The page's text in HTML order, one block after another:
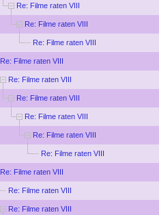
Re: Filme raten VIII
Re: Filme raten VIII
Re: Filme raten VIII
Re: Filme raten VIII
Re: Filme raten VIII
Re: Filme raten VIII
Re: Filme raten VIII
Re: Filme raten VIII
Re: Filme raten VIII
Re: Filme raten VIII
Re: Filme raten VIII
Re: Filme raten VIII